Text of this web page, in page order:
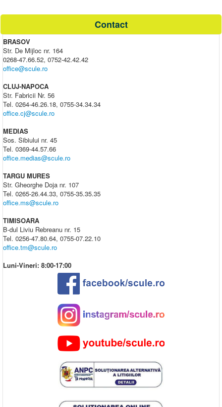
Contact
BRASOV
Str. De Mijloc nr. 164
0268-47.66.52, 0752-42.42.42
office@scule.ro
CLUJ-NAPOCA
Str. Fabricii Nr. 56
Tel. 0264-46.26.18, 0755-34.34.34
office.cj@scule.ro
MEDIAS
Sos. Sibiului nr. 45
Tel. 0369-44.57.66
office.medias@scule.ro
TARGU MURES
Str. Gheorghe Doja nr. 107
Tel. 0265-26.44.33, 0755-35.35.35
office.ms@scule.ro
TIMISOARA
B-dul Liviu Rebreanu nr. 15
Tel. 0256-47.80.64, 0755-07.22.10
office.tm@scule.ro
Luni-Vineri: 8:00-17:00